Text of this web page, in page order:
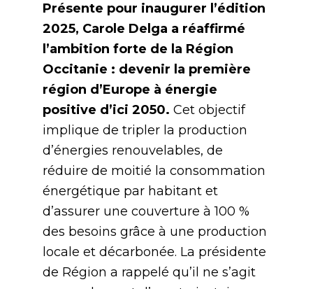
Présente pour inaugurer l’édition
2025, Carole Delga a réaffirmé
l’ambition forte de la Région
Occitanie : devenir la première
région d’Europe à énergie
positive d’ici 2050. Cet objectif
implique de tripler la production
d’énergies renouvelables, de
réduire de moitié la consommation
énergétique par habitant et
d’assurer une couverture à 100 %
des besoins grâce à une production
locale et décarbonée. La présidente
de Région a rappelé qu’il ne s’agit